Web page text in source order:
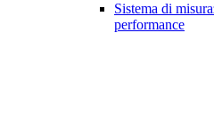
Sistema di
performance